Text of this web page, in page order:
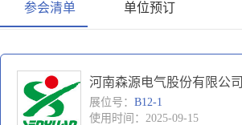
参会清单 单位预订
河南森源电气股份有限公司
展位号： B12-1
使用时间：2025-09-15